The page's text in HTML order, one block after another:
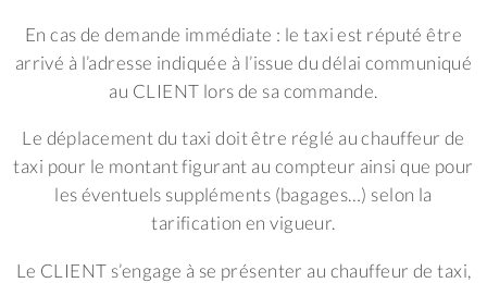
En cas de demande immédiate : le taxi est réputé être
arrivé à l’adresse indiquée à l’issue du délai communiqué
au CLIENT lors de sa commande.
Le déplacement du taxi doit être réglé au chauffeur de
taxi pour le montant figurant au compteur ainsi que pour
les éventuels suppléments (bagages…) selon la
tarification en vigueur.
Le CLIENT s’engage à se présenter au chauffeur de taxi,